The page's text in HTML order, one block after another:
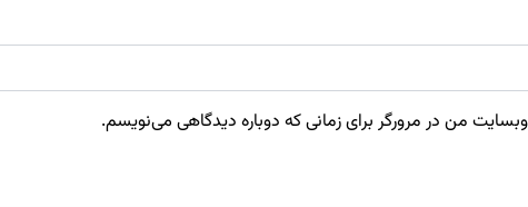
من در مرورگر برای زمانی که دوباره دیدگاهی می‌نویسم.